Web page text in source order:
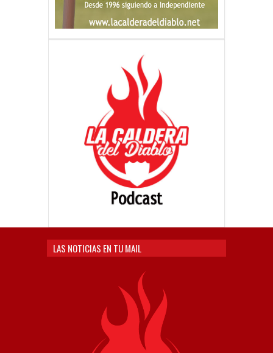
LAS NOTICIAS EN TU MAIL